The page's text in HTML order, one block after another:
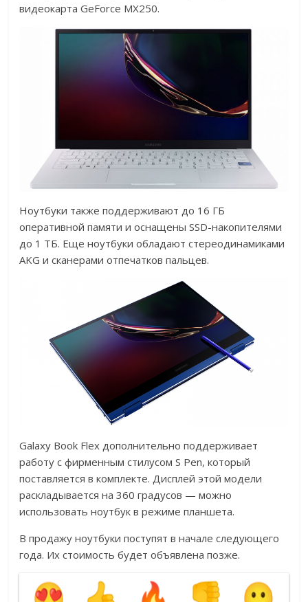
видеокарта GeForce MX250.
Ноутбуки также поддерживают до 16 ГБ
оперативной памяти и оснащены SSD-накопителями
до 1 ТБ. Еще ноутбуки обладают стереодинамиками
AKG и сканерами отпечатков пальцев.
Galaxy Book Flex дополнительно поддерживает
работу с фирменным стилусом S Pen, который
поставляется в комплекте. Дисплей этой модели
раскладывается на 360 градусов — можно
использовать ноутбук в режиме планшета.
В продажу ноутбуки поступят в начале следующего
года. Их стоимость будет объявлена позже.